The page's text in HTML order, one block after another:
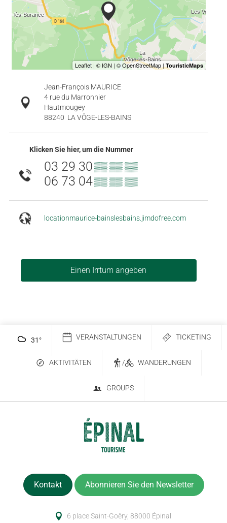
Jean-François MAURICE
4 rue du Marronnier
Hautmougey
88240 LA VÔGE-LES-BAINS
Klicken Sie hier, um die Nummer
03 29 30▒▒ ▒▒ ▒▒
06 73 04▒▒ ▒▒ ▒▒
locationmaurice-bainslesbains.jimdofree.com
Einen Irrtum angeben
31 ° VERANSTALTUNGEN TICKETING
AKTIVITÄTEN / WANDERUNGEN
GROUPS
Kontakt Abonnieren Sie den Newsletter
6 place Saint-Goëry, 88000 Épinal